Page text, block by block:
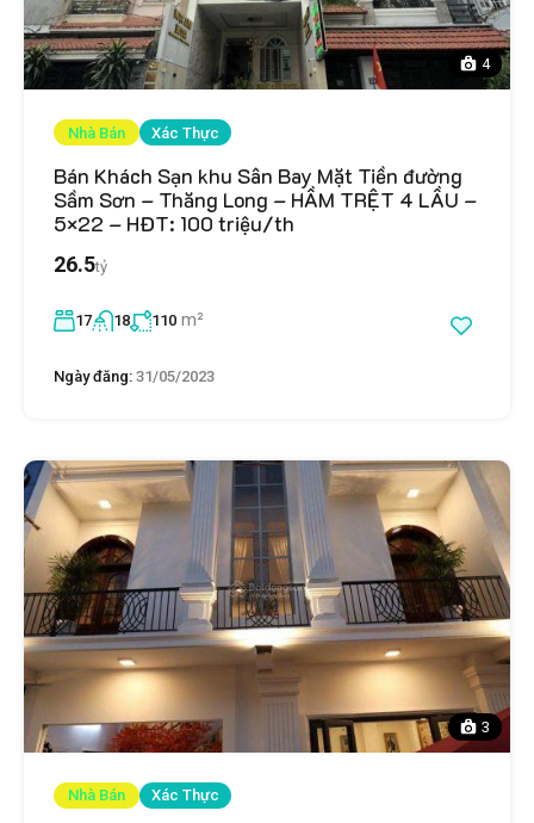
4
Nhà Bán Xác Thực
Bán Khách Sạn khu Sân Bay Mặt Tiền đường
Sầm Sơn – Thăng Long – HẦM TRỆT 4 LẦU –
5×22 – HĐT: 100 triệu/th
26.5tỷ
17 18 110 m²
Ngày đăng: 31/05/2023
3
Nhà Bán Xác Thực